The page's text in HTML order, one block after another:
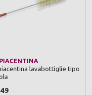
lavabottiglie tipo